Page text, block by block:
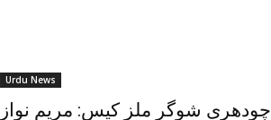
Urdu News
چودھری شوگر ملز کیس: مریم نواز